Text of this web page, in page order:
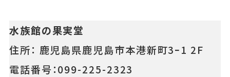
水族館の果実堂
住所： 鹿児島県鹿児島市本港新町3ｰ1 2F
電話番号：099-225-2323